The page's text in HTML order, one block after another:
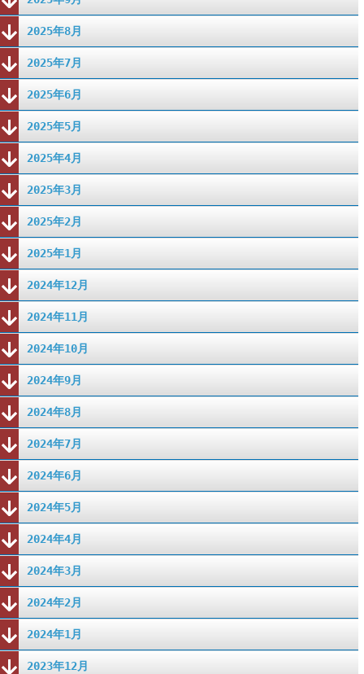
2025年8月
2025年7月
2025年6月
2025年5月
2025年4月
2025年3月
2025年2月
2025年1月
2024年12月
2024年11月
2024年10月
2024年9月
2024年8月
2024年7月
2024年6月
2024年5月
2024年4月
2024年3月
2024年2月
2024年1月
2023年12月